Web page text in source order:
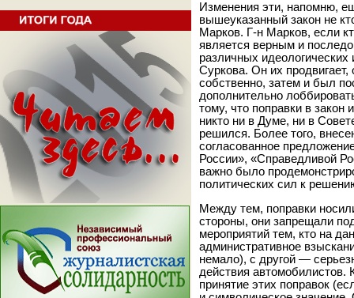
Изменения эти, напомню,
вышеуказанный закон не
Марков. Г-н Марков, если
является верным и
различных
Суркова. Он их
собственно, затем и был
дополнительно
тому, что поправки в
никто ни в Думе, ни в
решился. Более того,
согласованное
России», «Справедливой
важно было
политических сил к
Между тем, поправки
стороны, они запрещали
мероприятий тем, кто на
административное
немало), с другой —
действия автомобилистов.
принятие этих поправок